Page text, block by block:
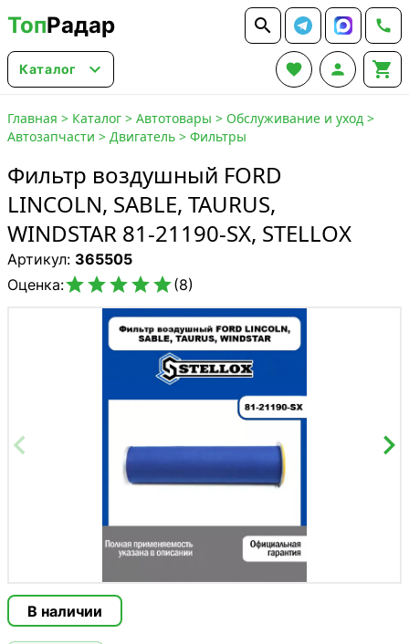
ТопРадар  
Каталог    
Главная > Каталог > Автотовары > Обслуживание и уход >
Автозапчасти > Двигатель > Фильтры
Фильтр воздушный FORD
LINCOLN, SABLE, TAURUS,
WINDSTAR 81-21190-SX, STELLOX
Артикул: 365505
Оценка:(8)
В наличии